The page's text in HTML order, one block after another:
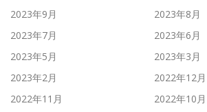
2023年9月
2023年8月
2023年7月
2023年6月
2023年5月
2023年3月
2023年2月
2022年12月
2022年11月
2022年10月